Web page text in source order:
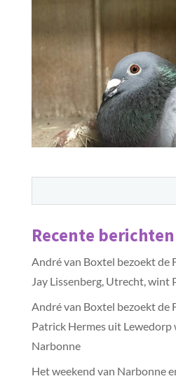
Recente berichten
André van Boxtel bezoekt de
Jay Lissenberg, Utrecht, wint
André van Boxtel bezoekt de
Patrick Hermes uit
Narbonne
Het weekend van Narbonne